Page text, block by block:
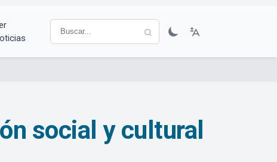
social y cultural